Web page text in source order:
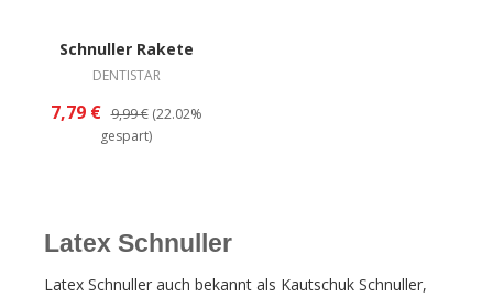
Schnuller Rakete
DENTISTAR
7,79 € 9,99 € (22.02%
gespart)
Latex Schnuller
Latex Schnuller auch bekannt als Kautschuk Schnuller,